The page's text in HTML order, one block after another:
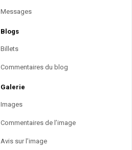
Messages
Blogs
Billets
Commentaires du blog
Galerie
Images
Commentaires de l’image
Avis sur l’image